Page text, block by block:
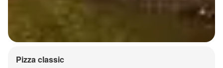
Pizza classic